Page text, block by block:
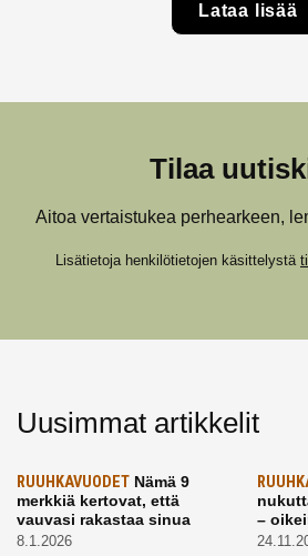
Lataa lisää
Tilaa
Aitoa vertaistukea perhearkeen,
Lisätietoja henkilötietojen käsittelystä
Uusimmat artikkelit
RUUHKAVUODET Nämä 9
merkkiä kertovat, että
vauvasi rakastaa sinua
8.1.2026
–